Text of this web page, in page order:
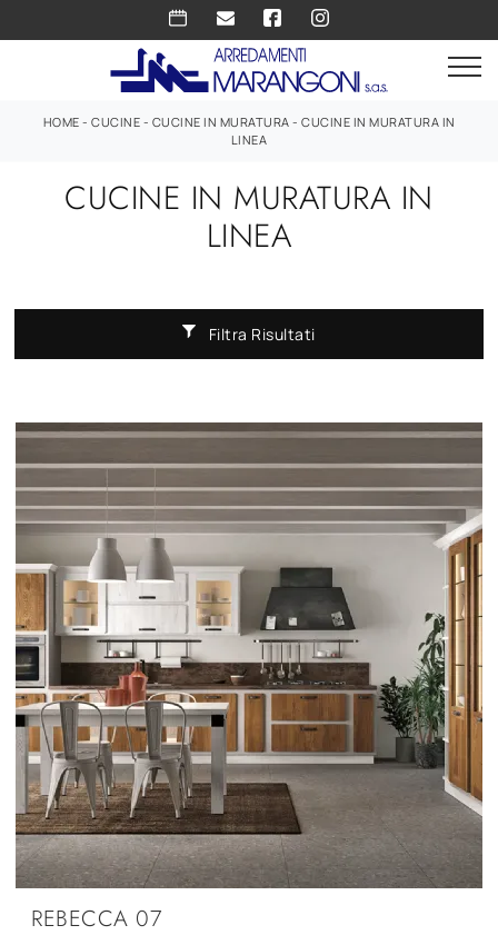
HOME - CUCINE - CUCINE IN MURATURA - CUCINE IN MURATURA IN
LINEA
CUCINE IN MURATURA IN
LINEA
Filtra Risultati
REBECCA 07